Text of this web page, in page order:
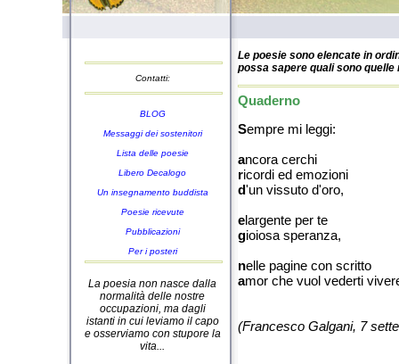
Contatti:
BLOG
Messaggi dei sostenitori
Lista delle poesie
Libero Decalogo
Un insegnamento buddista
Poesie ricevute
Pubblicazioni
Per i posteri
La poesia non nasce dalla
normalità delle nostre
occupazioni, ma dagli
istanti in cui leviamo il capo
e osserviamo con stupore la
vita...
Le poesie sono elencate in
possa sapere quali sono
Quaderno
Sempre mi leggi:
ancora cerchi
ricordi ed emozioni
d'un vissuto d'oro,
elargente per te
gioiosa speranza,
nelle pagine con scritto
amor che vuol vederti
(Francesco Galgani, 7